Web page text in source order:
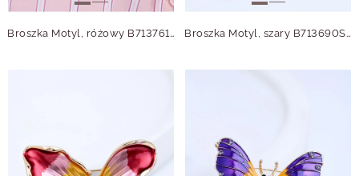
Broszka Motyl, różowy B713761Z00 Broszka Motyl, szary B713690S00